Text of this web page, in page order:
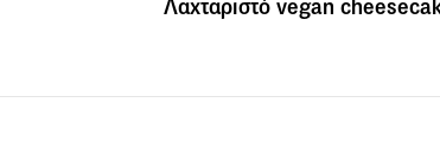
Λαχταριστό vegan